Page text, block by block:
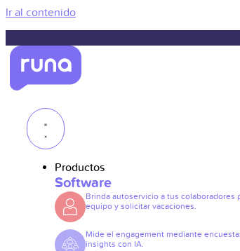
Ir al contenido
Productos
Software
Brinda autoservicio a tus colaboradores
equipo y solicitar vacaciones.
Mide el engagement mediante
insights con IA.